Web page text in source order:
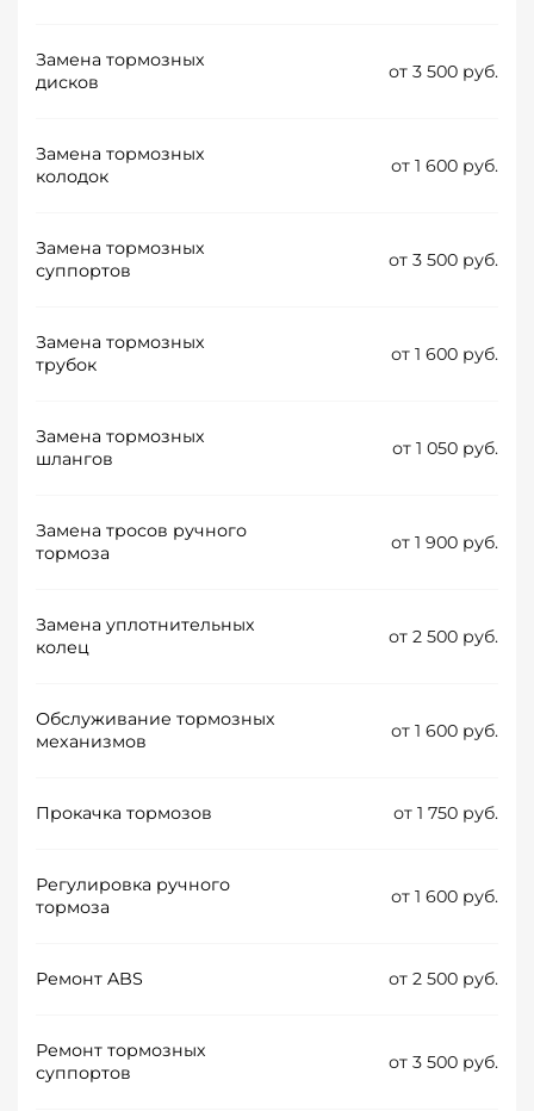
Замена тормозных
дисков
от 3 500 руб.
Замена тормозных
колодок
от 1 600 руб.
Замена тормозных
суппортов
от 3 500 руб.
Замена тормозных
трубок
от 1 600 руб.
Замена тормозных
шлангов
от 1 050 руб.
Замена тросов ручного
тормоза
от 1 900 руб.
Замена уплотнительных
колец
от 2 500 руб.
Обслуживание тормозных
механизмов
от 1 600 руб.
Прокачка тормозов от 1 750 руб.
Регулировка ручного
тормоза
от 1 600 руб.
Ремонт ABS от 2 500 руб.
Ремонт тормозных
суппортов
от 3 500 руб.